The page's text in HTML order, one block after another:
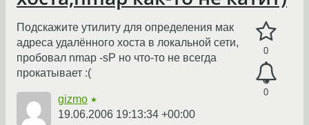
0
0
Подскажите утилиту для определения мак
адреса удалённого хоста в локальной сети,
пробовал nmap -sP но что-то не всегда
прокатывает :(
gizmo ★
19.06.2006 19:13:34 +00:00